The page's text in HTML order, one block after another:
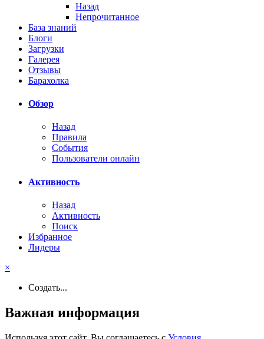
Назад
Непрочитанное
База знаний
Блоги
Загрузки
Галерея
Отзывы
Барахолка
Обзор
Назад
Правила
События
Пользователи онлайн
Активность
Назад
Активность
Поиск
Избранное
Лидеры
×
Создать...
Важная информация